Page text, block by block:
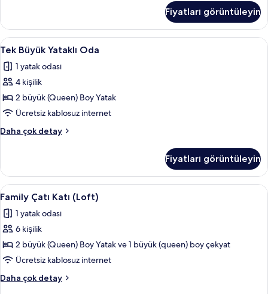
fotoğrafları
görün
(Queen)
Boy
Yatak
hakkında
daha
fazla
Fiyatları görüntüleyin
Tek
Büyük
Yataklı
Oda
için
tüm
fotoğrafları
görün
Tek Büyük Yataklı Oda | Ütü/ütü
20
Tek Büyük Yataklı Oda
1 yatak odası
4 kişilik
2 büyük (Queen) Boy Yatak
Ücretsiz kablosuz internet
Daha çok detay
Tek
hakkında
daha
fazla
Fiyatları görüntüleyin
Family
Çatı
Katı
(Loft)
için
tüm
fotoğrafları
görün
Family Çatı Katı (Loft) | Oturma
48
Family Çatı Katı (Loft)
1 yatak odası
6 kişilik
2 büyük (Queen) Boy Yatak ve 1 büyük (queen) boy çekyat
Ücretsiz kablosuz internet
Daha çok detay
Family